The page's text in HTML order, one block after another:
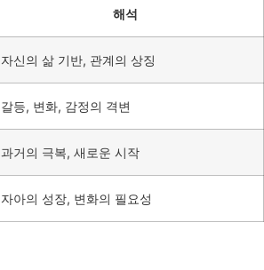
해석
자신의 삶 기반, 관계의 상징
갈등, 변화, 감정의 격변
과거의 극복, 새로운 시작
자아의 성장, 변화의 필요성